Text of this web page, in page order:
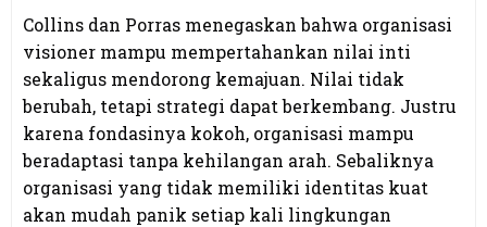
Collins dan Porras menegaskan bahwa organisasi
visioner mampu mempertahankan nilai inti
sekaligus mendorong kemajuan. Nilai tidak
berubah, tetapi strategi dapat berkembang. Justru
karena fondasinya kokoh, organisasi mampu
beradaptasi tanpa kehilangan arah. Sebaliknya
organisasi yang tidak memiliki identitas kuat
akan mudah panik setiap kali lingkungan